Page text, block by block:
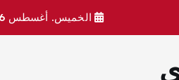
الخميس. أغسطس 6th, 2026